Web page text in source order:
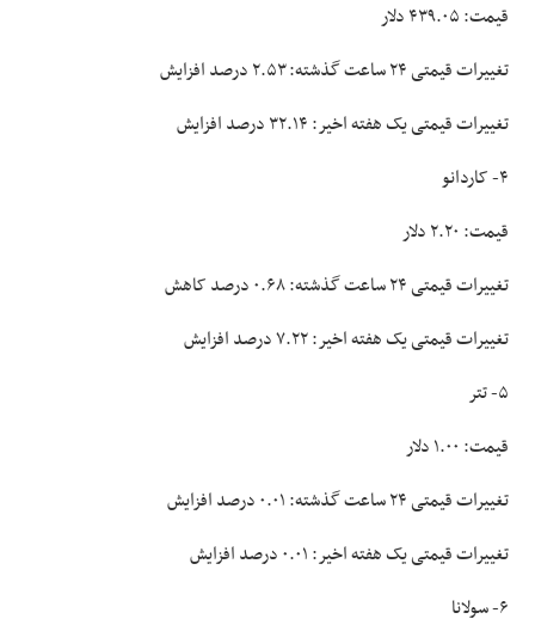
قیمت: ۴۳۹.۰۵ دلار
تغییرات قیمتی ۲۴ ساعت گذشته: ۲.۵۳ درصد افزایش
تغییرات قیمتی یک هفته اخیر: ۳۲.۱۴ درصد افزایش
۴- کاردانو
قیمت: ۲.۲۰ دلار
تغییرات قیمتی ۲۴ ساعت گذشته: ۰.۶۸ درصد کاهش
تغییرات قیمتی یک هفته اخیر: ۷.۲۲ درصد افزایش
۵- تتر
قیمت: ۱.۰۰ دلار
تغییرات قیمتی ۲۴ ساعت گذشته: ۰.۰۱ درصد افزایش
تغییرات قیمتی یک هفته اخیر: ۰.۰۱ درصد افزایش
۶- سولانا